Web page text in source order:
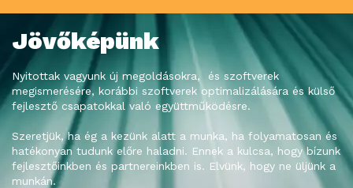
Jövőképünk
Nyitottak vagyunk új megoldásokra, és szoftverek
megismerésére, korábbi szoftverek optimalizálására és külső
fejlesztő csapatokkal való együttműködésre.
Szeretjük, ha ég a kezünk alatt a munka, ha folyamatosan és
hatékonyan tudunk előre haladni. Ennek a kulcsa, hogy bízunk
fejlesztőinkben és partnereinkben is. Elvünk, hogy ne üljünk a
munkán.